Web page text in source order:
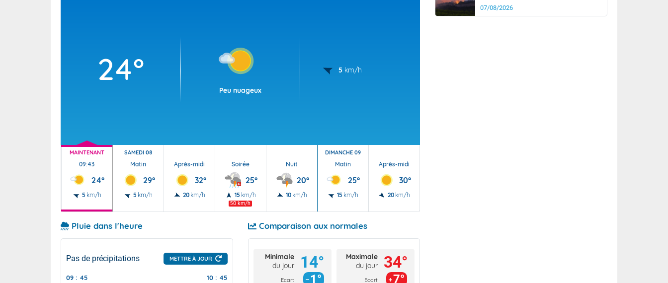
24°
Peu nuageux
5 km/h
MAINTENANT
09:43
24°
5 km/h
SAMEDI 08
Matin
29°
5 km/h
Après-midi
32°
20 km/h
Soirée
25°
15 km/h
50 km/h
Nuit
20°
10 km/h
DIMANCHE 09
Matin
25°
15 km/h
Après-midi
30°
20 km/h
Pluie dans l'heure
Pas de précipitations METTRE À JOUR
09 : 45 10 : 45
Comparaison aux normales
Minimale
du jour
Ecart
14°
1°
Maximale
du jour
Ecart
34°
7°
07/08/2026